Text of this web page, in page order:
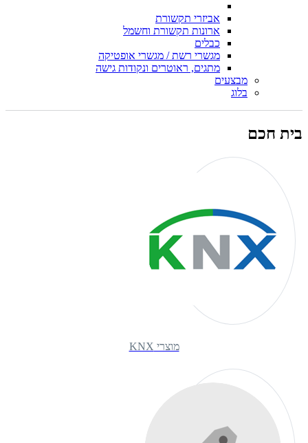
אביזרי תקשורת
ארונות תקשורת וחשמל
כבלים
מגשרי רשת / מגשרי אופטיקה
מתגים, ראוטרים ונקודות גישה
מבצעים
בלוג
בית חכם
מוצרי KNX